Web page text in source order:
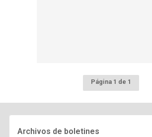
Página 1 de 1
Archivos de boletines